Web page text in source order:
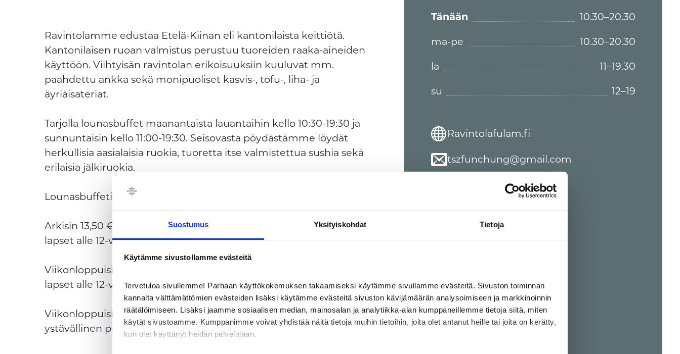
Suostumus Yksityiskohdat Tietoja
Käytämme sivustollamme evästeitä
Tervetuloa sivullemme! Parhaan käyttökokemuksen takaamiseksi käytämme sivullamme evästeitä. Sivuston toiminnan
kannalta välttämättömien evästeiden lisäksi käytämme evästeitä sivuston kävijämäärän analysoimiseen ja markkinoinnin
räätälöimiseen. Lisäksi jaamme sosiaalisen median, mainosalan ja analytiikka-alan kumppaneillemme tietoja siitä, miten
käytät sivustoamme. Kumppanimme voivat yhdistää näitä tietoja muihin tietoihin, joita olet antanut heille tai joita on kerätty,
kun olet käyttänyt heidän palvelujaan.
Ravintolamme edustaa Etelä-Kiinan eli kantonilaista keittiötä.
Kantonilaisen ruoan valmistus perustuu tuoreiden raaka-aineiden
käyttöön. Viihtyisän ravintolan erikoisuuksiin kuuluvat mm.
paahdettu ankka sekä monipuoliset kasvis-, tofu-, liha- ja
äyriäisateriat.
Tarjolla lounasbuffet maanantaista lauantaihin kello 10:30-19:30 ja
sunnuntaisin kello 11:00-19:30. Seisovasta pöydästämme löydät
herkullisia aasialaisia ruokia, tuoretta itse valmistettua sushia sekä
erilaisia jälkiruokia.
Lounasbuffetin hinta:
Arkisin 13,50 €
lapset alle 12-vuotiaat 8,20 € ja alle 4-vuotiaat 6,50 €
Viikonloppuisin 16,50 €
lapset alle 12-vuotiaat 8,50 € ja alle 4-vuotiaat 6,80 €
Viikonloppuisin ja iltapäivisin on myös tarjouksia. Edulliset hinnat ja
ystävällinen palvelu ovat meidän ydinasioita.
Tänään
10.30–20.30
ma-pe
10.30–20.30
la
11–19.30
su
12–19
Ravintolafulam.fi
tszfunchung@gmail.com
+35853558888